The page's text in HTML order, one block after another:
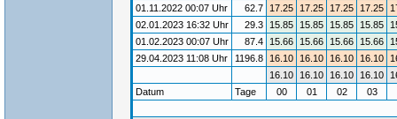
01.11.2022 00:07 Uhr
62.7 17.25 17.25 17.25 17.25
02.01.2023 16:32 Uhr
29.3 15.85 15.85 15.85 15.85
01.02.2023 00:07 Uhr
87.4 15.66 15.66 15.66 15.66
29.04.2023 11:08 Uhr
1196.8 16.10 16.10 16.10 16.10
16.10
16.10 16.10 16.10
Datum
Tage 00 01 02 03